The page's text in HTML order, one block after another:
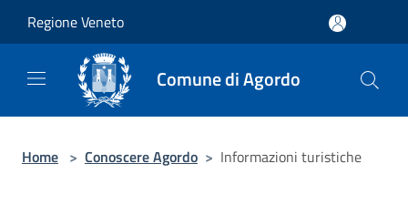
Regione Veneto
Comune di Agordo
Home > Conoscere Agordo > Informazioni turistiche